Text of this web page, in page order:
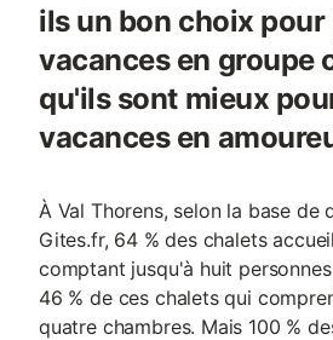
ils un bon choix
vacances en groupe
qu'ils sont mieux
vacances en
À Val Thorens, selon la base de
Gites.fr, 64 % des chalets
comptant jusqu'à huit
46 % de ces chalets qui
quatre chambres. Mais 100 %